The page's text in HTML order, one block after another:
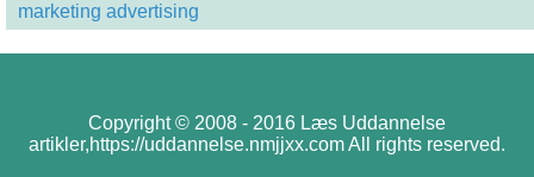
marketing advertising
Copyright © 2008 - 2016 Læs Uddannelse
artikler,https://uddannelse.nmjjxx.com All rights reserved.